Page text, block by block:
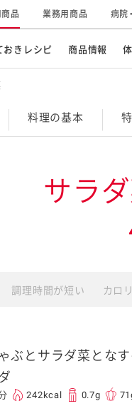
おきレシピ
特集レシピ
商品情報
ドレッシン
介護食
品 業務用商品 病院
企業情報
サステナビリティ
料理の基本
サラ
調理時間が短い カロ
ぶとサラダ菜とな
242kcal 0.7g